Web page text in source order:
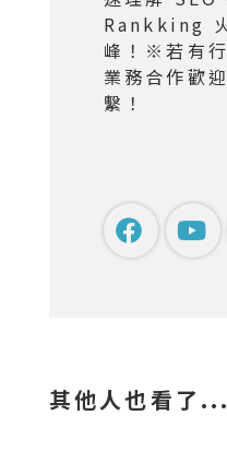
Rankking
峰！※若有
業務合作歡
繫！
其他人也看了...